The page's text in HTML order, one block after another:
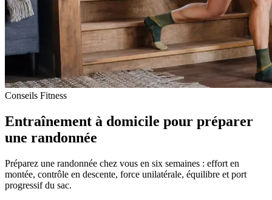
Conseils Fitness
Entraînement à domicile pour préparer
une randonnée
Préparez une randonnée chez vous en six semaines : effort en
montée, contrôle en descente, force unilatérale, équilibre et port
progressif du sac.